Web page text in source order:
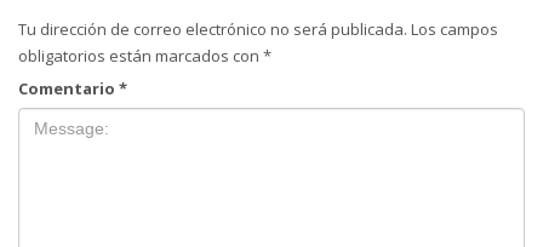
Tu dirección de correo electrónico no será publicada. Los campos
obligatorios están marcados con *
Comentario *